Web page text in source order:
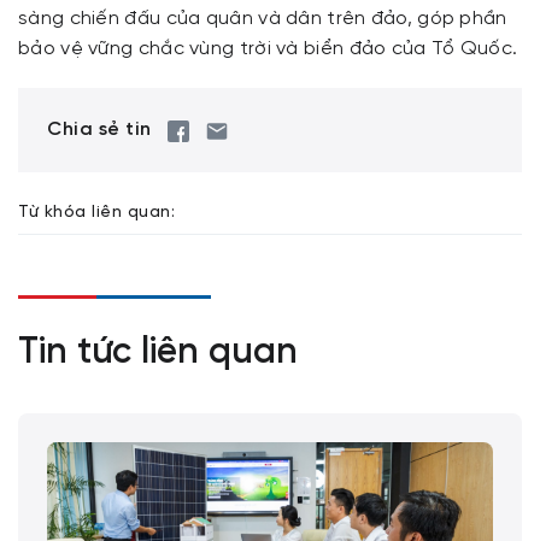
sàng chiến đấu của quân và dân trên đảo, góp phần
bảo vệ vững chắc vùng trời và biển đảo của Tổ Quốc.
Chia sẻ tin
Từ khóa liên quan:
Tin tức liên quan